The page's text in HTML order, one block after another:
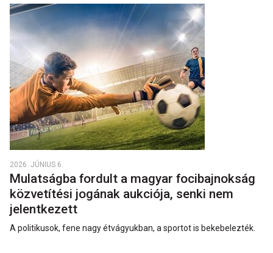
2026. JÚNIUS 6.
Mulatságba fordult a magyar focibajnokság
közvetítési jogának aukciója, senki nem
jelentkezett
A politikusok, fene nagy étvágyukban, a sportot is bekebelezték.